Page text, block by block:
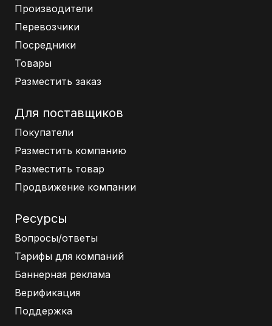
Производители
Перевозчики
Посредники
Товары
Разместить заказ
Для поставщиков
Покупатели
Разместить компанию
Разместить товар
Продвижение компании
Ресурсы
Вопросы/ответы
Тарифы для компаний
Баннерная реклама
Верификация
Поддержка